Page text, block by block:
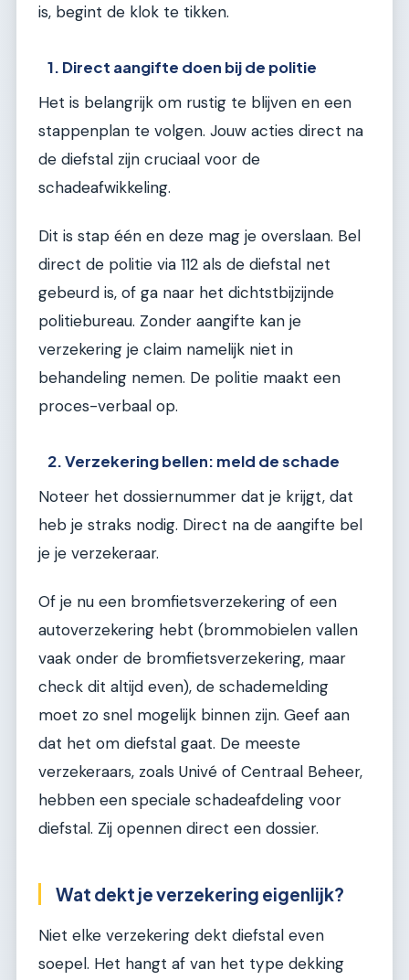
is, begint de klok te tikken.
1. Direct aangifte doen bij de politie
Het is belangrijk om rustig te blijven en een
stappenplan te volgen. Jouw acties direct na
de diefstal zijn cruciaal voor de
schadeafwikkeling.
Dit is stap één en deze mag je overslaan. Bel
direct de politie via 112 als de diefstal net
gebeurd is, of ga naar het dichtstbijzijnde
politiebureau. Zonder aangifte kan je
verzekering je claim namelijk niet in
behandeling nemen. De politie maakt een
proces-verbaal op.
2. Verzekering bellen: meld de schade
Noteer het dossiernummer dat je krijgt, dat
heb je straks nodig. Direct na de aangifte bel
je je verzekeraar.
Of je nu een bromfietsverzekering of een
autoverzekering hebt (brommobielen vallen
vaak onder de bromfietsverzekering, maar
check dit altijd even), de schademelding
moet zo snel mogelijk binnen zijn. Geef aan
dat het om diefstal gaat. De meeste
verzekeraars, zoals Univé of Centraal Beheer,
hebben een speciale schadeafdeling voor
diefstal. Zij opennen direct een dossier.
Wat dekt je verzekering eigenlijk?
Niet elke verzekering dekt diefstal even
soepel. Het hangt af van het type dekking